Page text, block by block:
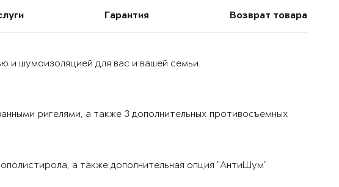
Гарантия Возврат товара
и шумоизоляцией для вас и вашей семьи.
ригелями, а также 3 дополнительных противосъемных
а также дополнительная опция "АнтиШум"